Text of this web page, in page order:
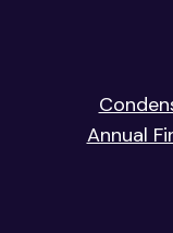
Annual